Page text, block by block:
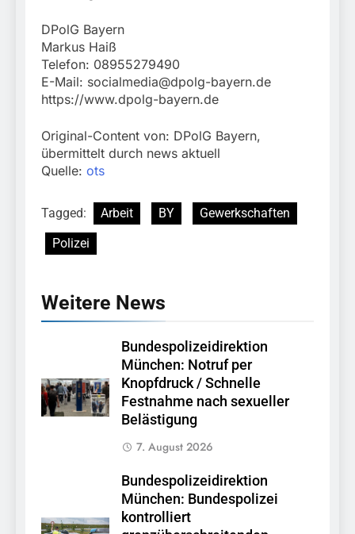
DPolG Bayern
Markus Haiß
Telefon: 08955279490
E-Mail: socialmedia@dpolg-bayern.de
https://www.dpolg-bayern.de
Original-Content von: DPolG Bayern,
übermittelt durch news aktuell
Quelle: ots
Tagged: Arbeit BY
Gewerkschaften
Polizei
Weitere News
Bundespolizeidirektion
München: Notruf per
Knopfdruck / Schnelle
Festnahme nach sexueller
Belästigung
7. August 2026
Bundespolizeidirektion
München: Bundespolizei
kontrolliert